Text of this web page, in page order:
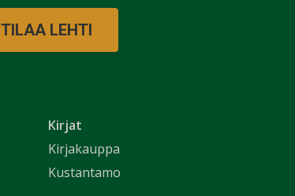
Kirjat
Kirjakauppa
Kustantamo
TILAA LEHTI